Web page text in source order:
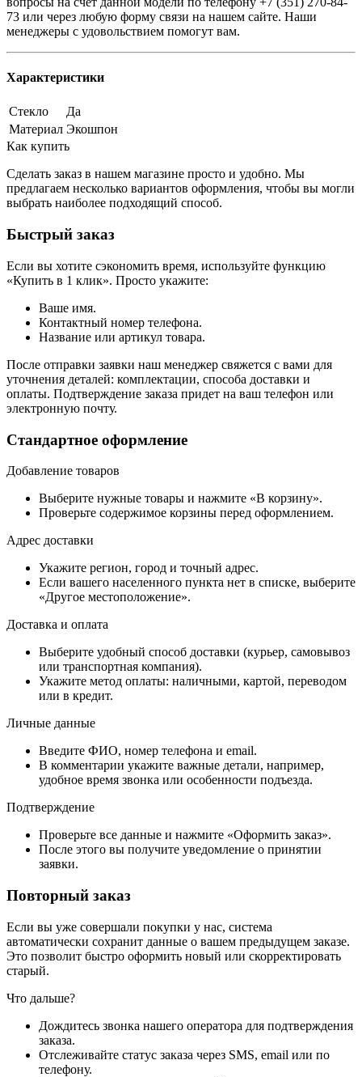
73 или через любую форму связи на нашем сайте. Наши
менеджеры с удовольствием помогут вам.
Характеристики
Стекло
Да
Материал Экошпон
Как купить
Сделать заказ в нашем магазине просто и удобно. Мы
предлагаем несколько вариантов оформления, чтобы вы могли
выбрать наиболее подходящий способ.
Быстрый заказ
Если вы хотите сэкономить время, используйте функцию
«Купить в 1 клик». Просто укажите:
Ваше имя.
Контактный номер телефона.
Название или артикул товара.
После отправки заявки наш менеджер свяжется с вами для
уточнения деталей: комплектации, способа доставки и
оплаты. Подтверждение заказа придет на ваш телефон или
электронную почту.
Стандартное оформление
Добавление товаров
Выберите нужные товары и нажмите «В корзину».
Проверьте содержимое корзины перед оформлением.
Адрес доставки
Укажите регион, город и точный адрес.
Если вашего населенного пункта нет в списке, выберите
«Другое местоположение».
Доставка и оплата
Выберите удобный способ доставки (курьер, самовывоз
или транспортная компания).
Укажите метод оплаты: наличными, картой, переводом
или в кредит.
Личные данные
Введите ФИО, номер телефона и email.
В комментарии укажите важные детали, например,
удобное время звонка или особенности подъезда.
Подтверждение
Проверьте все данные и нажмите «Оформить заказ».
После этого вы получите уведомление о принятии
заявки.
Повторный заказ
Если вы уже совершали покупки у нас, система
автоматически сохранит данные о вашем предыдущем заказе.
Это позволит быстро оформить новый или скорректировать
старый.
Что дальше?
Дождитесь звонка нашего оператора для подтверждения
заказа.
Отслеживайте статус заказа через SMS, email или по
телефону.